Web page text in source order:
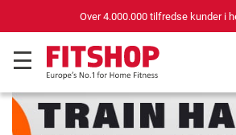
tilfredse kunder i hele Europa